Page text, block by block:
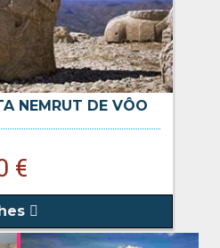
NEMRUT DE VÔO
€